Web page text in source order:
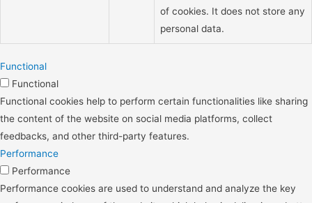
of cookies. It does not store any
personal data.
Functional
Functional
Functional cookies help to perform certain functionalities like sharing
the content of the website on social media platforms, collect
feedbacks, and other third-party features.
Performance
Performance
Performance cookies are used to understand and analyze the key